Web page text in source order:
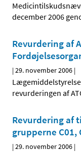
december 2006
Revurdering af
|29. november 2006 |
revurderingen af
Revurdering af
grupperne C01,
|29. november 2006 |